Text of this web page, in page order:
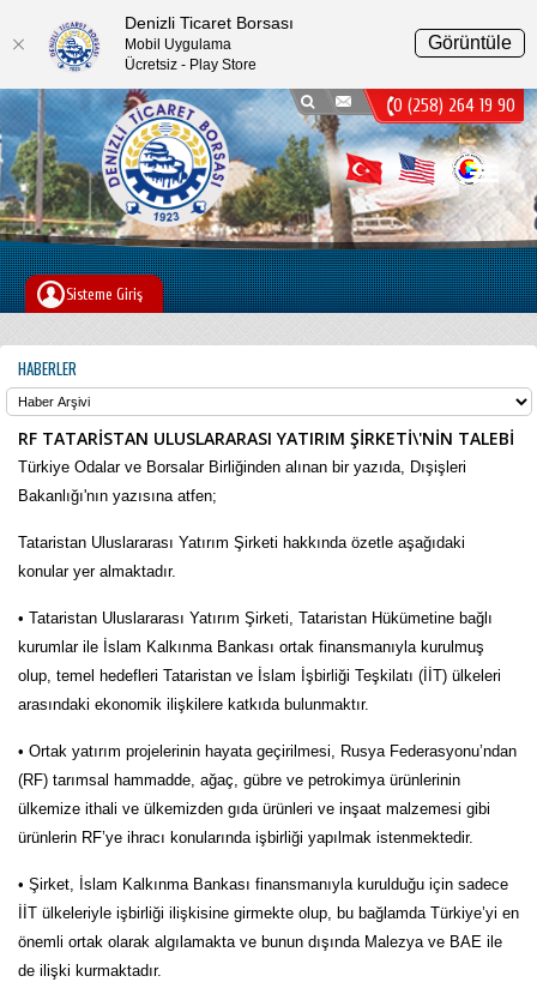
0 (258) 264 19 90
Sisteme Giriş
HABERLER
RF TATARİSTAN ULUSLARARASI YATIRIM ŞİRKETİ\'NİN TALEBİ
Türkiye Odalar ve Borsalar Birliğinden alınan bir yazıda, Dışişleri
Bakanlığı'nın yazısına atfen;
Tataristan Uluslararası Yatırım Şirketi hakkında özetle aşağıdaki
konular yer almaktadır.
• Tataristan Uluslararası Yatırım Şirketi, Tataristan Hükümetine bağlı
kurumlar ile İslam Kalkınma Bankası ortak finansmanıyla kurulmuş
olup, temel hedefleri Tataristan ve İslam İşbirliği Teşkilatı (İİT) ülkeleri
arasındaki ekonomik ilişkilere katkıda bulunmaktır.
• Ortak yatırım projelerinin hayata geçirilmesi, Rusya Federasyonu’ndan
(RF) tarımsal hammadde, ağaç, gübre ve petrokimya ürünlerinin
ülkemize ithali ve ülkemizden gıda ürünleri ve inşaat malzemesi gibi
ürünlerin RF’ye ihracı konularında işbirliği yapılmak istenmektedir.
• Şirket, İslam Kalkınma Bankası finansmanıyla kurulduğu için sadece
İİT ülkeleriyle işbirliği ilişkisine girmekte olup, bu bağlamda Türkiye’yi en
önemli ortak olarak algılamakta ve bunun dışında Malezya ve BAE ile
de ilişki kurmaktadır.
Menu
Denizli Ticaret Borsası
Mobil Uygulama
Ücretsiz - Play Store
Görüntüle